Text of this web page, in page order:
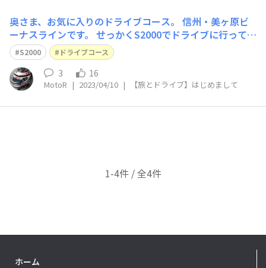
奥さま、お気に入りのドライブコース。 信州・美ヶ原ビ
ーナスラインです。 せっかくS2000でドライブに行って
も、何故か彼女が運転すると雨☔…。 お気に入りの山岳
ホテル『王ケ頭ホテル』まで、年1回のお決まりルートで
すが…。 オープンに出来る確率は？😅 今月末にも訪ねる
予定ですが、天気予報で変更は出
S2000 ドライブコース
3 16
MotoR | 2023/04/10 | 【旅とドライブ】はじめまして
1-4件 / 全4件
ホーム